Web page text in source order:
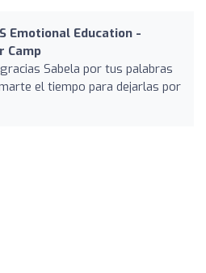
Emotional Education -
Camp
Sabela por tus palabras
el tiempo para dejarlas por